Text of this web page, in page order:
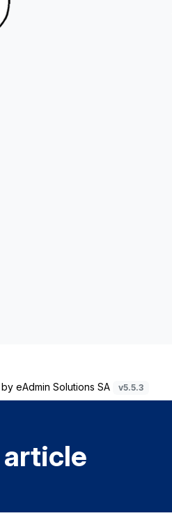
eAdmin Solutions SA v5.5.3
article